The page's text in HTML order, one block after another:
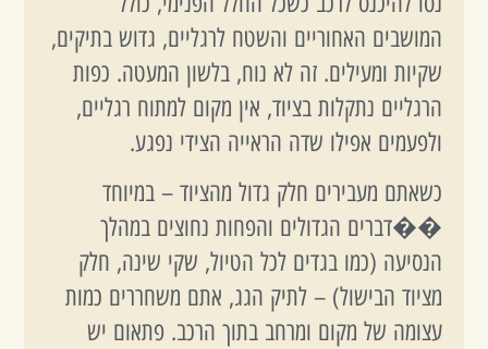
המושבים האחוריים והשטח לרגליים, גדוש בתיקים,
שקיות ומעילים. זה לא נוח, בלשון המעטה. כפות
הרגליים נתקלות בציוד, אין מקום למתוח רגליים,
ולפעמים אפילו שדה הראייה הצידי נפגע.
כשאתם מעבירים חלק גדול מהציוד – במיוחד
��דברים הגדולים והפחות נחוצים במהלך
הנסיעה (כמו בגדים לכל הטיול, שקי שינה, חלק
מציוד הבישול) – לתיק הגג, אתם משחררים כמות
עצומה של מקום ומרחב בתוך הרכב. פתאום יש